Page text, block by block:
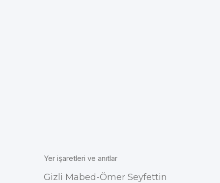
Yer işaretleri ve anıtlar
Gizli Mabed-Ömer Seyfettin